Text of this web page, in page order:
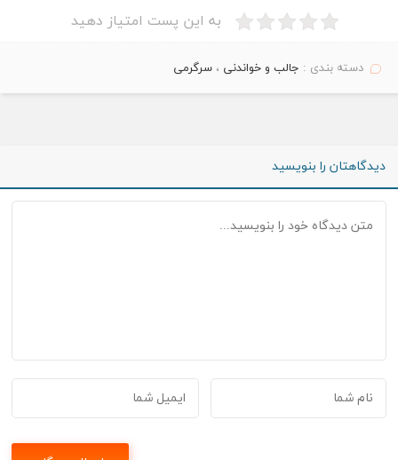
به این پست امتیاز دهید
دسته بندی : جالب و خواندنی ،سرگرمی
دیدگاهتان را بنویسید